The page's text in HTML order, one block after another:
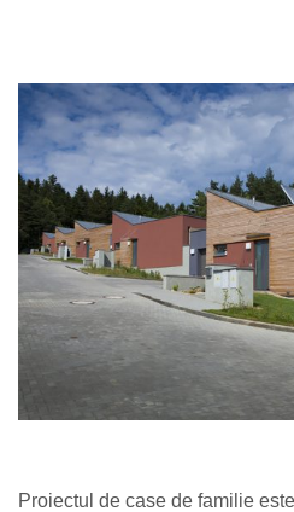
Proiectul de case de familie